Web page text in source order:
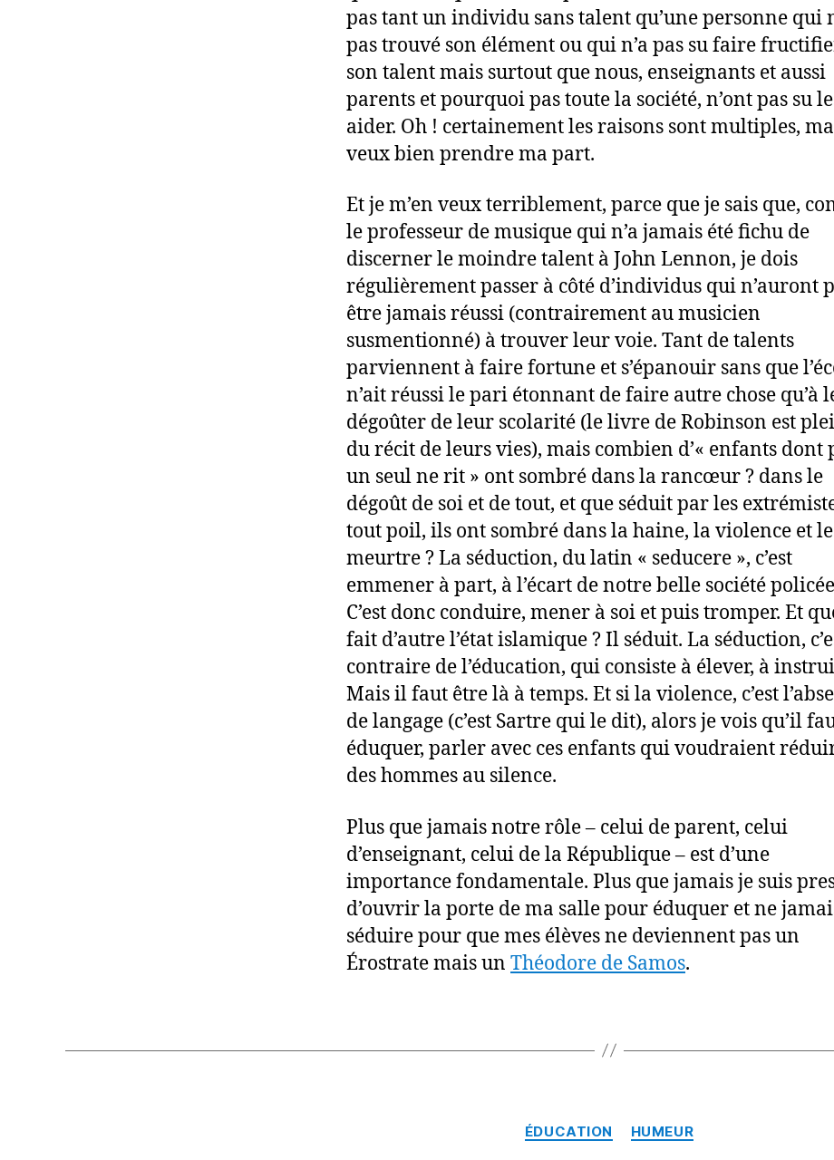
pas tant un individu sans talent qu’une personne qui
pas trouvé son élément ou qui n’a pas su faire
son talent mais surtout que nous, enseignants et aussi
parents et pourquoi pas toute la société, n’ont pas su
aider. Oh ! certainement les raisons sont multiples,
veux bien prendre ma part.
Et je m’en veux terriblement, parce que je sais que,
le professeur de musique qui n’a jamais été fichu de
discerner le moindre talent à John Lennon, je dois
régulièrement passer à côté d’individus qui n’auront
être jamais réussi (contrairement au musicien
susmentionné) à trouver leur voie. Tant de talents
parviennent à faire fortune et s’épanouir sans que
n’ait réussi le pari étonnant de faire autre chose qu’à
dégoûter de leur scolarité (le livre de Robinson est
du récit de leurs vies), mais combien d’« enfants dont
un seul ne rit » ont sombré dans la rancœur ? dans le
dégoût de soi et de tout, et que séduit par les
tout poil, ils ont sombré dans la haine, la violence et le
meurtre ? La séduction, du latin « seducere », c’est
emmener à part, à l’écart de notre belle société
C’est donc conduire, mener à soi et puis tromper. Et
fait d’autre l’état islamique ? Il séduit. La séduction,
contraire de l’éducation, qui consiste à élever, à
Mais il faut être là à temps. Et si la violence, c’est
de langage (c’est Sartre qui le dit), alors je vois qu’il
éduquer, parler avec ces enfants qui voudraient
des hommes au silence.
Plus que jamais notre rôle – celui de parent, celui
d’enseignant, celui de la République – est d’une
importance fondamentale. Plus que jamais je suis
d’ouvrir la porte de ma salle pour éduquer et ne
séduire pour que mes élèves ne deviennent pas un
Érostrate mais un Théodore de Samos.
Catégories
ÉDUCATION HUMEUR